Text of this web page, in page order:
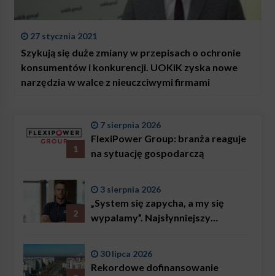
27 stycznia 2021
Szykują się duże zmiany w przepisach o ochronie
konsumentów i konkurencji. UOKiK zyska nowe
narzędzia w walce z nieuczciwymi firmami
1
7 sierpnia 2026
FlexiPower Group: branża reaguje
na sytuację gospodarczą
2
3 sierpnia 2026
„System się zapycha, a my się
wypalamy”. Najsłynniejszy
problemem są nie tylko choroby
30 lipca 2026
Rekordowe dofinansowanie